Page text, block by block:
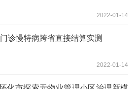
2022-01-14
诊慢特病跨省直接结算实测
2022-01-14